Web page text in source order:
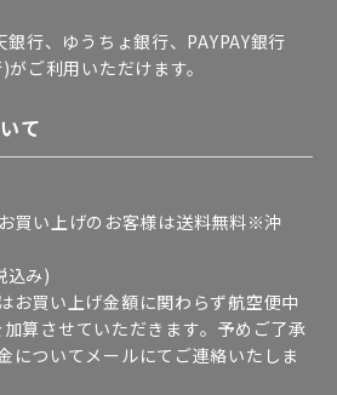
行、ゆうちょ銀行、PAYPAY銀行
ご利用いただけます。
て
買い上げのお客様は送料無料※沖
込み)
お買い上げ金額に関わらず航空便中
算させていただきます。予めご了承
についてメールにてご連絡いたしま